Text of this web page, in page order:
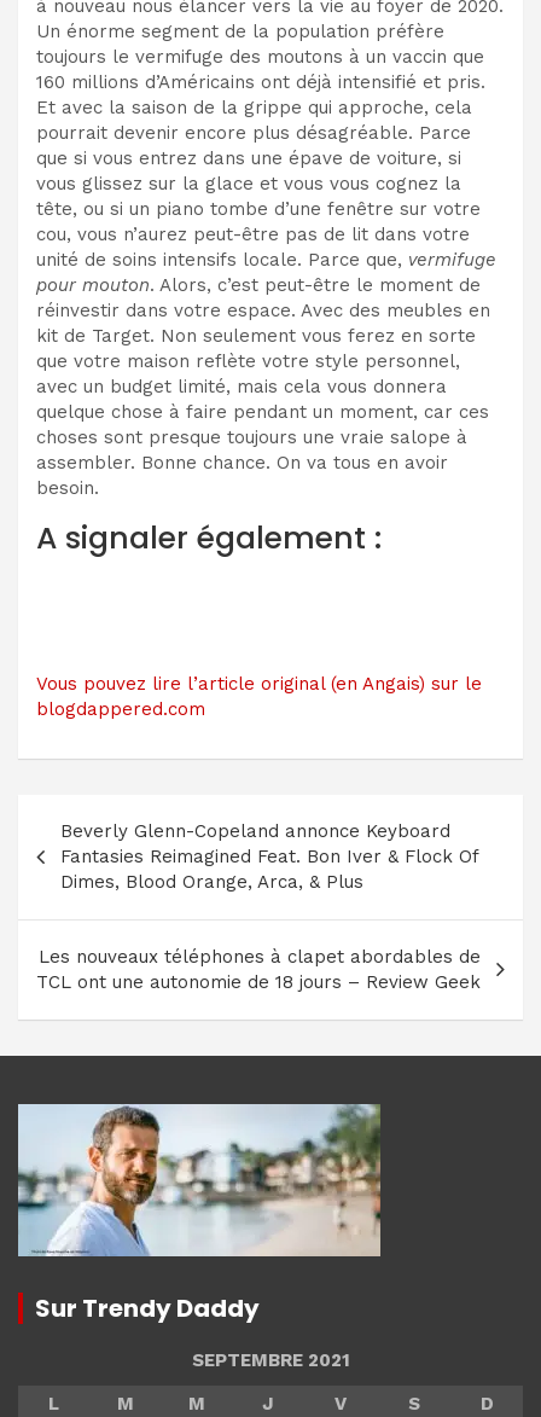
à nouveau nous élancer vers la vie au foyer de 2020.
Un énorme segment de la population préfère
toujours le vermifuge des moutons à un vaccin que
160 millions d’Américains ont déjà intensifié et pris.
Et avec la saison de la grippe qui approche, cela
pourrait devenir encore plus désagréable. Parce
que si vous entrez dans une épave de voiture, si
vous glissez sur la glace et vous vous cognez la
tête, ou si un piano tombe d’une fenêtre sur votre
cou, vous n’aurez peut-être pas de lit dans votre
unité de soins intensifs locale. Parce que, vermifuge
pour mouton. Alors, c’est peut-être le moment de
réinvestir dans votre espace. Avec des meubles en
kit de Target. Non seulement vous ferez en sorte
que votre maison reflète votre style personnel,
avec un budget limité, mais cela vous donnera
quelque chose à faire pendant un moment, car ces
choses sont presque toujours une vraie salope à
assembler. Bonne chance. On va tous en avoir
besoin.
A signaler également :
Vous pouvez lire l’article original (en Angais) sur le
blogdappered.com
Navigation
de
l’article
Beverly Glenn-Copeland annonce Keyboard
Fantasies Reimagined Feat. Bon Iver & Flock Of
Dimes, Blood Orange, Arca, & Plus
Les nouveaux téléphones à clapet abordables de
TCL ont une autonomie de 18 jours – Review Geek
Sur Trendy Daddy
SEPTEMBRE 2021
L
M M J V S
D